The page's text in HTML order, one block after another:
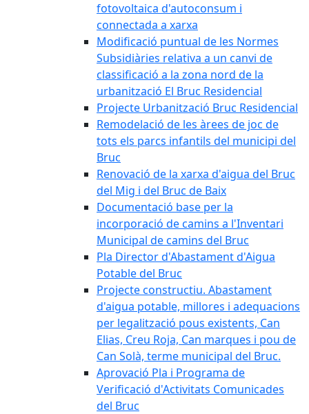
fotovoltaica d'autoconsum i
connectada a xarxa
Modificació puntual de les Normes
Subsidiàries relativa a un canvi de
classificació a la zona nord de la
urbanització El Bruc Residencial
Projecte Urbanització Bruc Residencial
Remodelació de les àrees de joc de
tots els parcs infantils del municipi del
Bruc
Renovació de la xarxa d'aigua del Bruc
del Mig i del Bruc de Baix
Documentació base per la
incorporació de camins a l'Inventari
Municipal de camins del Bruc
Pla Director d'Abastament d'Aigua
Potable del Bruc
Projecte constructiu. Abastament
d'aigua potable, millores i adequacions
per legalització pous existents, Can
Elias, Creu Roja, Can marques i pou de
Can Solà, terme municipal del Bruc.
Aprovació Pla i Programa de
Verificació d'Activitats Comunicades
del Bruc